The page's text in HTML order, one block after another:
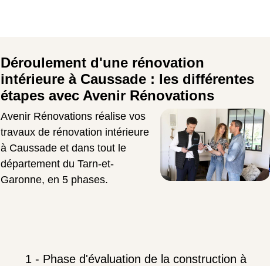
Déroulement d'une rénovation
intérieure à Caussade : les différentes
étapes avec Avenir Rénovations
Avenir Rénovations réalise vos
travaux de rénovation intérieure
à Caussade et dans tout le
département du Tarn-et-
Garonne, en 5 phases.
1 - Phase d'évaluation de la construction à